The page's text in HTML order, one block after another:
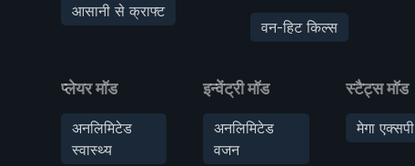
आसानी से क्राफ्ट
वन-हिट किल्स
प्लेयर मॉड
अनलिमिटेड
स्वास्थ्य
इन्वेंट्री मॉड
अनलिमिटेड
वजन
स्टैट्स मॉड
मेगा एक्सपी